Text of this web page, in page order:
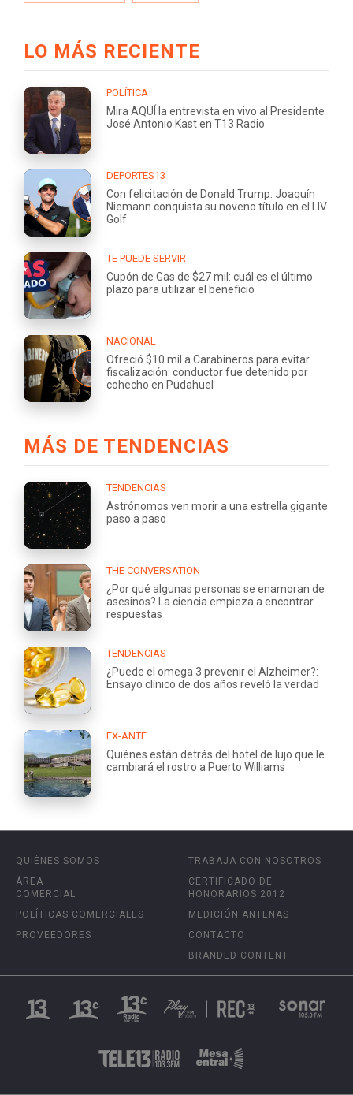
LO MÁS RECIENTE
POLÍTICA
Mira AQUÍ la entrevista en vivo al Presidente
José Antonio Kast en T13 Radio
DEPORTES13
Con felicitación de Donald Trump: Joaquín
Niemann conquista su noveno título en el LIV
Golf
TE PUEDE SERVIR
Cupón de Gas de $27 mil: cuál es el último
plazo para utilizar el beneficio
NACIONAL
Ofreció $10 mil a Carabineros para evitar
fiscalización: conductor fue detenido por
cohecho en Pudahuel
MÁS DE TENDENCIAS
TENDENCIAS
Astrónomos ven morir a una estrella gigante
paso a paso
THE CONVERSATION
¿Por qué algunas personas se enamoran de
asesinos? La ciencia empieza a encontrar
respuestas
TENDENCIAS
¿Puede el omega 3 prevenir el Alzheimer?:
Ensayo clínico de dos años reveló la verdad
EX-ANTE
Quiénes están detrás del hotel de lujo que le
cambiará el rostro a Puerto Williams
QUIÉNES SOMOS
ÁREA
COMERCIAL
POLÍTICAS COMERCIALES
PROVEEDORES
TRABAJA CON NOSOTROS
CERTIFICADO DE
HONORARIOS 2012
MEDICIÓN ANTENAS
CONTACTO
BRANDED CONTENT